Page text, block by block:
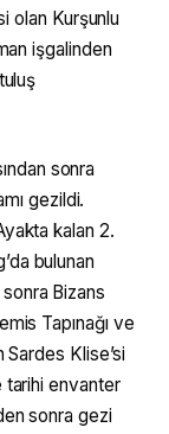
olan Kurşunlu
işgalinden
sonra
gezildi.
kalan 2.
bulunan
Bizans
Tapınağı ve
Klise’si
envanter
sonra gezi